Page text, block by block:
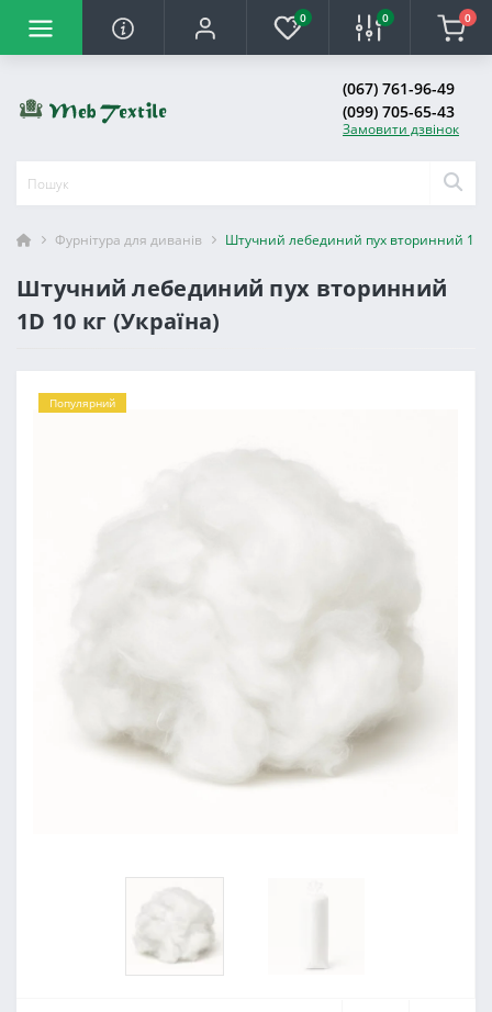
0 0 0
(067) 761-96-49
(099) 705-65-43
Замовити дзвінок
Фурнітура для диванів Штучний лебединий пух вторинний 1D
Штучний лебединий пух вторинний
1D 10 кг (Україна)
Популярний